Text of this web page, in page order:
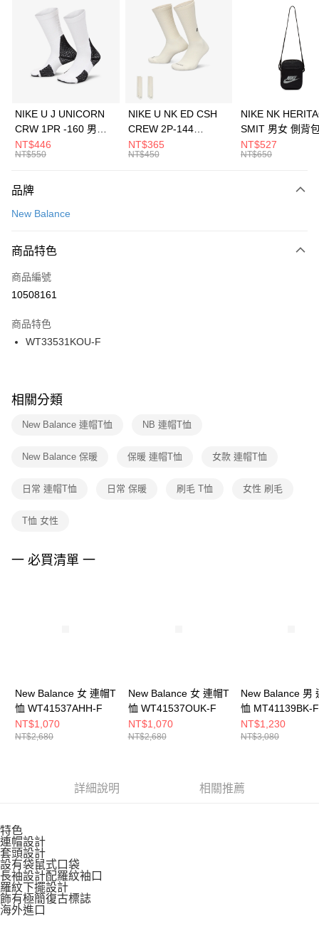
3 期 0 利率 每期 21家銀行
合作金庫商業銀行
第一商業銀行
華南商業銀行
彰化商業銀行
上海商業儲蓄銀行
元大商業銀行
台灣樂天信用卡公司
Apple Pay
全盈+PAY
AFTEE先享後付
【關於「AFTEE先享後付」】
便利好安心！
３．安心：先確認商品／服務後，再付款。
【「AFTEE先享後付」結帳流程】
１．於結帳方式選擇「AFTEE先享後付」後，將跳轉至「AFTEE先享後付」
２．訂單成立數日內，您將收到繳費通知簡訊。
３．收到繳費通知簡訊後14天內，點擊此簡訊中的連結，可透過四大超商／
ATM／網路銀行／等多元方式進行付款，方視為交易完成。
※ 交易是否成功請以「AFTEE先享後付 」之結帳頁面顯示為準，若有關於
是否繳費成功／繳費後需取消欲退款等相關疑問，請聯繫「AFTEE先享後付
客戶支援中心」 https://netprotections.freshdesk.com/support/home
１．透過由恩沛科技股份有限公司提供之「AFTEE先享後付」服務完成之交
權轉讓予恩沛科技股份有限公司。
３．未成年的使用者請事先徵得法定代理人或監護人之同意方可使用
４．使用「AFTEE先享後付」時，將依據個別帳號之用戶狀況，依本公司即
運送方式
每筆NT$100，滿NT$1,500(含以上)免運費
宅配
每筆NT$100，滿NT$1,500(含以上)免運費
付款後門市自取
每筆NT$100，滿NT$1,500(含以上)免運費
NIKE U J UNICORN
CRW 1PR -160 男女
中統襪 FZ3393100
NT$446
NT$550
NIKE U NK ED CSH
CREW 2P-144
EMBRDY 男女 短統襪
FZ3073133
NT$365
NT$450
NIKE NK
SMIT 男女 側背
BA5871010
NT$527
NT$650
品牌
New Balance
商品特色
商品編號
10508161
商品特色
WT33531KOU-F
相關分類
New Balance 連帽T恤 NB 連帽T恤
New Balance 保暖 保暖 連帽T恤 女款 連帽T恤
日常 連帽T恤 日常 保暖 刷毛 T恤 女性 刷毛
T恤 女性
一 必買清單 一
New Balance 女 連帽T
恤 WT41537AHH-F
NT$1,070
NT$2,680
New Balance 女 連帽T
恤 WT41537OUK-F
NT$1,070
NT$2,680
New Balance 男
恤 MT41139BK-F
NT$1,230
NT$3,080
詳細說明 相關推薦
特色
連帽設計
套頭設計
設有袋鼠式口袋
長袖設計配羅紋袖口
羅紋下擺設計
飾有極簡復古標誌
海外進口